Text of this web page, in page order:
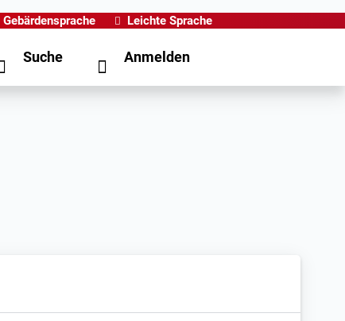
Gebärdensprache Leichte Sprache
Suche Anmelden